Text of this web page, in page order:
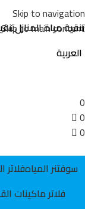
Skip to navigation
Skip to main content
تنقية مياة المنازل
العربية
0
0
0
سوفتنر المياه
فلاتر ماكينات